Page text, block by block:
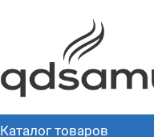
Каталог товаров